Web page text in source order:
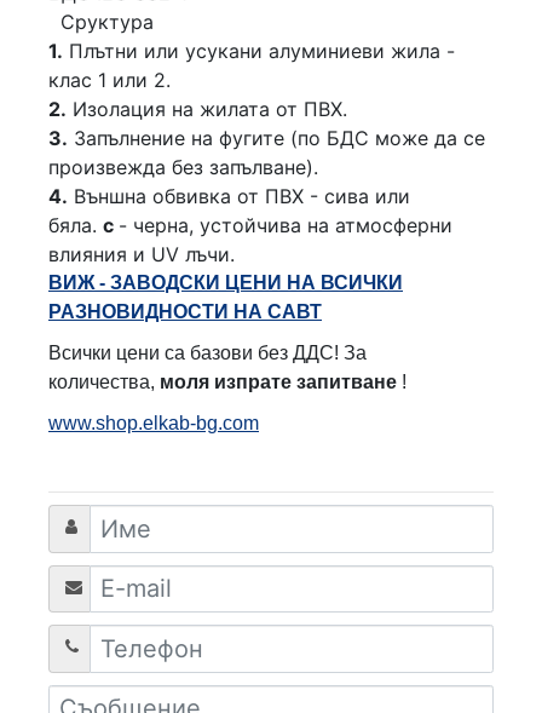
Сруктура
1. Плътни или усукани алуминиеви жила -
клас 1 или 2.
2. Изолация на жилата от ПВХ.
3. Запълнение на фугите (по БДС може да се
произвежда без запълване).
4. Външна обвивка от ПВХ - сива или
бяла. с - черна, устойчива на атмосферни
влияния и UV лъчи.
ВИЖ - ЗАВОДСКИ ЦЕНИ НА ВСИЧКИ
РАЗНОВИДНОСТИ НА САВТ
Всички цени са базови без ДДС! За
количества, моля изпрате запитване !
www.shop.elkab-bg.com